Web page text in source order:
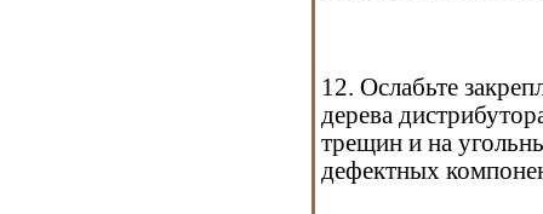
12. Ослабьте
дерева
трещин и на
дефектных